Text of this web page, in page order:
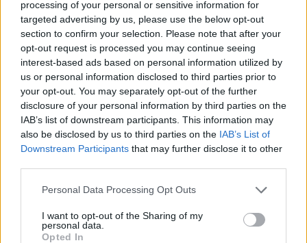
processing of your personal or sensitive information for
targeted advertising by us, please use the below opt-out
section to confirm your selection. Please note that after your
opt-out request is processed you may continue seeing
interest-based ads based on personal information utilized by
us or personal information disclosed to third parties prior to
your opt-out. You may separately opt-out of the further
disclosure of your personal information by third parties on the
IAB’s list of downstream participants. This information may
also be disclosed by us to third parties on the IAB’s List of
Downstream Participants that may further disclose it to other
Personal Data Processing Opt Outs
I want to opt-out of the Sharing of my
personal data.
Opted In
ΔΙΑΦΗΜΙΣΗ